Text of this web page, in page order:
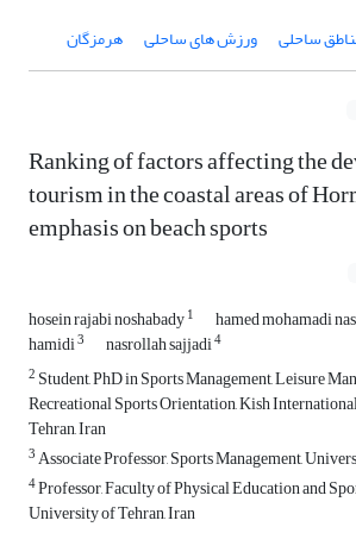
ساحلی ورزش های ساحلی هرمزگان
Ranking of factors affecting the
tourism in the coastal areas of
emphasis on beach sports
hosein rajabi noshabady1 hamed mohamadi
hamidi3 nasrollah sajjadi4
2 Student, PhD in Sports Management, Leisure
Recreational Sports Orientation, Kish
Tehran, Iran
3Associate Professor, Sports Management,
4Professor, Faculty of Physical Education and
University of Tehran, Iran